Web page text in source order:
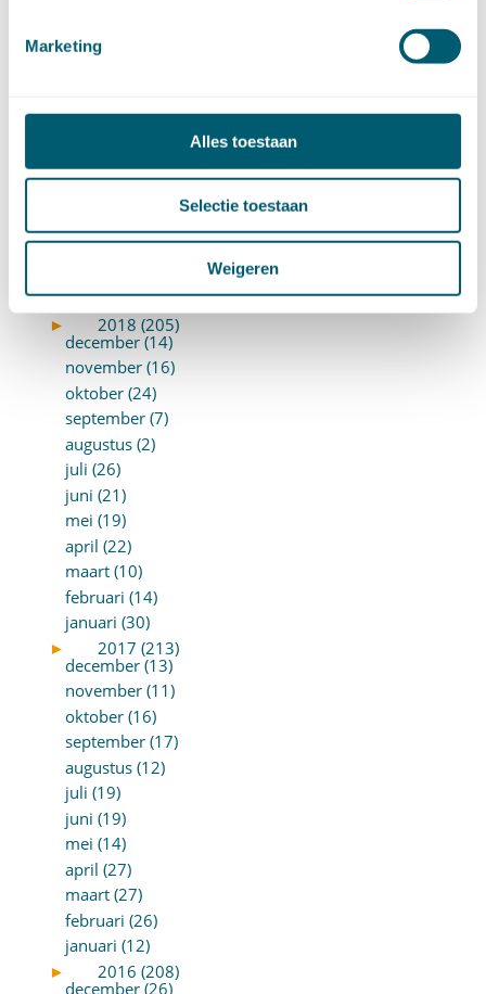
Marketing
Alles toestaan
Selectie toestaan
Weigeren
november (8)
augustus (10)
juni (10)
maart (10)
januari (24)
►
2018 (205)
december (14)
november (16)
oktober (24)
september (7)
augustus (2)
juli (26)
juni (21)
mei (19)
april (22)
maart (10)
februari (14)
januari (30)
►
2017 (213)
december (13)
november (11)
oktober (16)
september (17)
augustus (12)
juli (19)
juni (19)
mei (14)
april (27)
maart (27)
februari (26)
januari (12)
►
2016 (208)
december (26)